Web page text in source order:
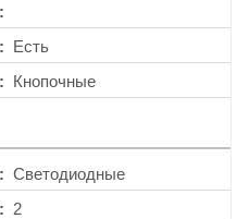
Есть
Кнопочные
Светодиодные
2